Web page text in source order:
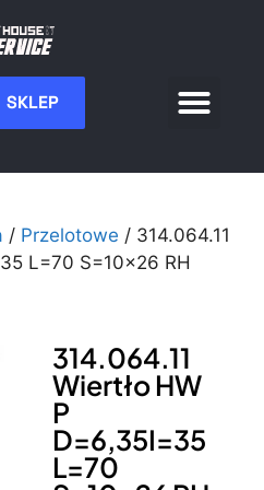
SKLEP
/ Przelotowe / 314.064.11
L=70 S=10×26 RH
314.064.11
Wiertło HW
P
D=6,35I=35
L=70